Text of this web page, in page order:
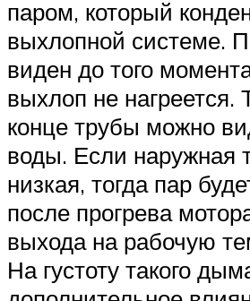
паром, который
выхлопной системе.
виден до того
выхлоп не нагреется.
конце трубы можно
воды. Если наружная
низкая, тогда пар
после прогрева
выхода на рабочую
На густоту такого